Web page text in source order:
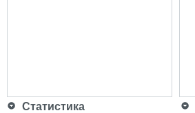
Статистика